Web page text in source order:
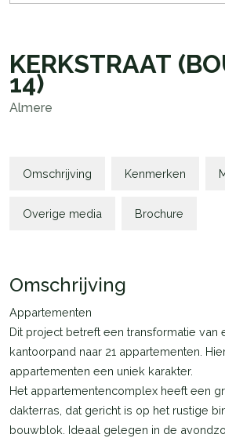
KERKSTRAAT
14)
Almere
Omschrijving Kenmerken
Overige media Brochure
Omschrijving
Appartementen
Dit project betreft een transformatie van
kantoorpand naar 21 appartementen.
appartementen een uniek karakter.
Het appartementencomplex heeft een
dakterras, dat gericht is op het rustige
bouwblok. Ideaal gelegen in de